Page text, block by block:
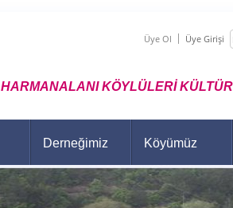
Üye Ol Üye Girişi
HARMANALANI KÖYLÜLERİ
Derneğimiz Köyümüz